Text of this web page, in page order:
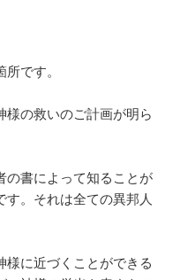
です。
の救いのご計画が明ら
の書によって知ることが
す。それは全ての異邦人
に近づくことができる